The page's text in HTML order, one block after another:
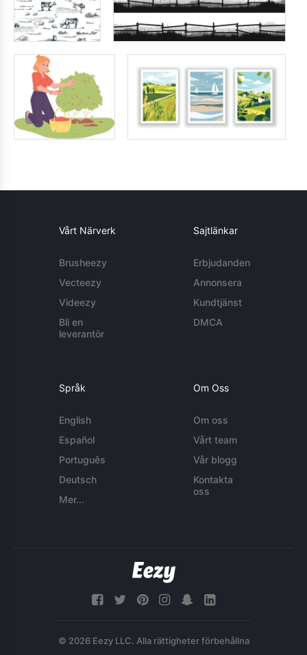
Vårt Närverk
Brusheezy
Vecteezy
Videezy
Bli en
leverantör
Sajtlänkar
Erbjudanden
Annonsera
Kundtjänst
DMCA
Språk
English
Español
Português
Deutsch
Mer...
Om Oss
Om oss
Vårt team
Vår blogg
Kontakta
oss
© 2026 Eezy LLC. Alla rättigheter förbehållna